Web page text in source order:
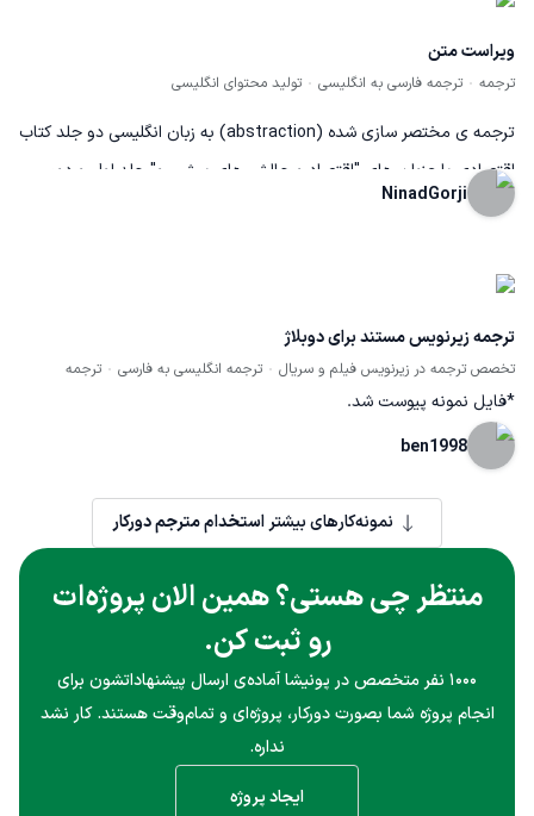
ویراست متن
ترجمه ترجمه فارسی به انگلیسی تولید محتوای انگلیسی
ترجمه ی مختصر سازی شده (abstraction) به زبان انگلیسی دو جلد کتاب
اقتصادی با عنوان های "اقتصاد و چالش های پیش رو" جلد اول و دوم.
NinadGorji
ترجمه زیرنویس مستند برای دوبلاژ
تخصص ترجمه در زیرنویس فیلم و سریال ترجمه انگلیسی به فارسی ترجمه
*فایل نمونه پیوست شد.
ben1998
نمونه‌کارهای بیشتر استخدام مترجم دورکار
منتظر چی هستی؟ همین الان پروژه‌ات
رو ثبت کن.
۱۰۰۰ نفر متخصص در پونیشا آماده‌ی ارسال پیشنهاداتشون برای
انجام پروژه شما بصورت دورکار، پروژه‌ای و تمام‌وقت هستند. کار نشد
نداره.
ایجاد پروژه